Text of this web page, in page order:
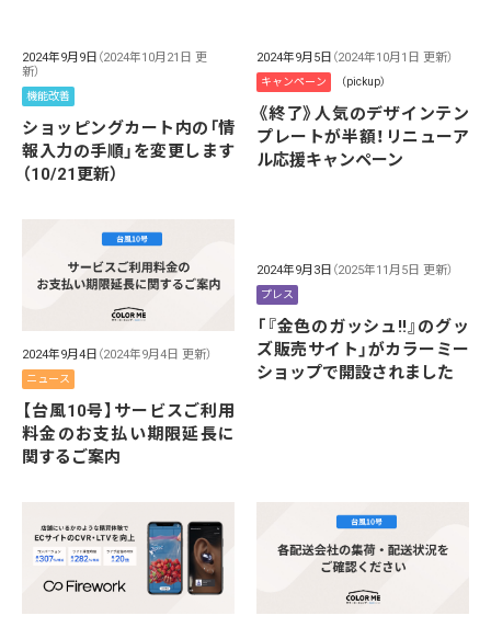
2024年9月9日 （2024年10月21日 更
新）
機能改善
ショッピングカート内の「情
報入力の手順」を変更します
（10/21更新）
2024年9月5日 （2024年10月1日 更新）
キャンペーン （pickup）
《終了》人気のデザインテン
プレートが半額！リニューア
ル応援キャンペーン
2024年9月4日 （2024年9月4日 更新）
ニュース
【台風10号】サービスご利用
料金のお支払い期限延長に
関するご案内
2024年9月3日 （2025年11月5日 更新）
プレス
「『金色のガッシュ!!』のグッ
ズ販売サイト」がカラーミー
ショップで開設されました